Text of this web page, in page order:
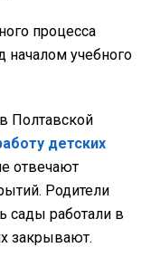
процесса
началом учебного
Полтавской
детских
отвечают
Родители
работали в
закрывают.